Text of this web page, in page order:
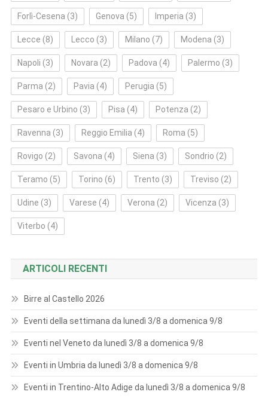
Forlì‑Cesena (3) Genova (5) Imperia (3)
Lecce (8) Lecco (3) Milano (7) Modena (3)
Napoli (3) Novara (2) Padova (4) Palermo (3)
Parma (2) Pavia (4) Perugia (5)
Pesaro e Urbino (3) Pisa (4) Potenza (2)
Ravenna (3) Reggio Emilia (4) Roma (5)
Rovigo (2) Savona (4) Siena (3) Sondrio (2)
Teramo (5) Torino (6) Trento (3) Treviso (2)
Udine (3) Varese (4) Verona (2) Vicenza (3)
Viterbo (4)
ARTICOLI RECENTI
Birre al Castello 2026
Eventi della settimana da lunedì 3/8 a domenica 9/8
Eventi nel Veneto da lunedì 3/8 a domenica 9/8
Eventi in Umbria da lunedì 3/8 a domenica 9/8
Eventi in Trentino-Alto Adige da lunedì 3/8 a domenica 9/8